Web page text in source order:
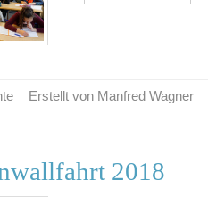
Erstellt von Manfred Wagner
2018